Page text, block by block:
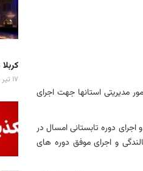
مدیریتی استانها جهت اجرای
اجرای دوره تابستانی امسال در
و اجرای موفق دوره های
کربلا میزبان ۷ میلیون
۱۷ تیر ۱۴۰۵